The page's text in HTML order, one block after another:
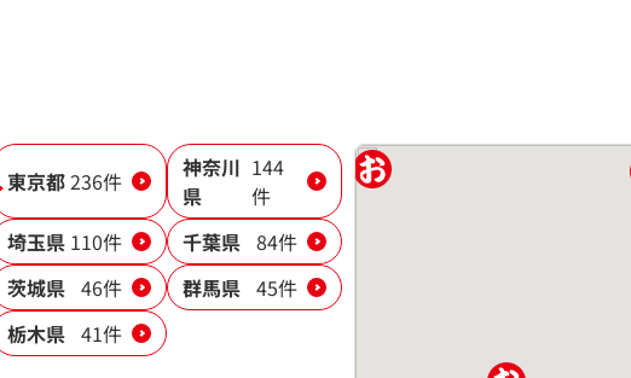
東京都236件
神奈川
県
144
件
埼玉県 110件 千葉県 84件
茨城県 46件 群馬県 45件
栃木県 41件